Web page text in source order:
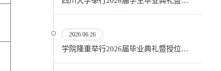
2026.06.26
​学院隆重举行2026届毕业典礼暨授位仪式